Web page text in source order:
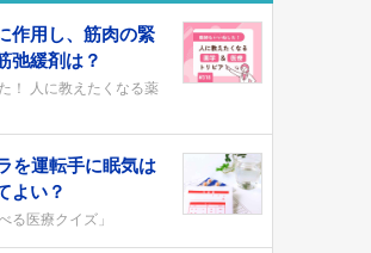
作用し、筋肉の緊
弛緩剤は？
！ 人に教えたくなる薬
を運転手に眠気は
よい？
る医療クイズ」